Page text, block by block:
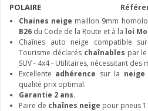
POLAIRE
Chaines neige maillon 9mm
B26 du Code de la Route et à la loi
Chaînes auto neige compatible
Tourisme déclarés chaînables par
SUV - 4x4 - Utilitaires, nécessitant des
Excellente adhérence sur la neige
qualité prix optimal.
Garantie 2 ans.
Paire de chaînes neige pour pneus